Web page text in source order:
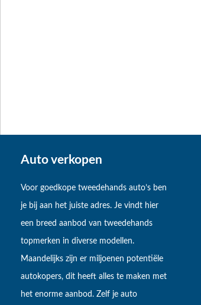
Auto verkopen
Voor goedkope tweedehands auto’s ben
je bij aan het juiste adres. Je vindt hier
een breed aanbod van tweedehands
topmerken in diverse modellen.
Maandelijks zijn er miljoenen potentiële
autokopers, dit heeft alles te maken met
het enorme aanbod. Zelf je auto